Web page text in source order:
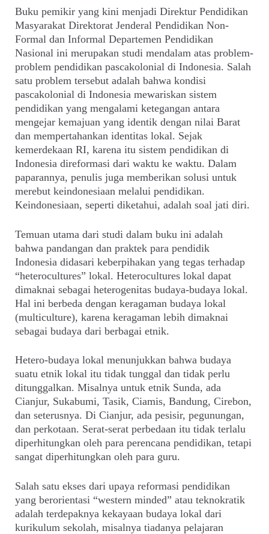
Buku pemikir yang kini menjadi Direktur Pendidikan
Masyarakat Direktorat Jenderal Pendidikan Non-
Formal dan Informal Departemen Pendidikan
Nasional ini merupakan studi mendalam atas problem-
problem pendidikan pascakolonial di Indonesia. Salah
satu problem tersebut adalah bahwa kondisi
pascakolonial di Indonesia mewariskan sistem
pendidikan yang mengalami ketegangan antara
mengejar kemajuan yang identik dengan nilai Barat
dan mempertahankan identitas lokal. Sejak
kemerdekaan RI, karena itu sistem pendidikan di
Indonesia direformasi dari waktu ke waktu. Dalam
paparannya, penulis juga memberikan solusi untuk
merebut keindonesiaan melalui pendidikan.
Keindonesiaan, seperti diketahui, adalah soal jati diri.
Temuan utama dari studi dalam buku ini adalah
bahwa pandangan dan praktek para pendidik
Indonesia didasari keberpihakan yang tegas terhadap
“heterocultures” lokal. Heterocultures lokal dapat
dimaknai sebagai heterogenitas budaya-budaya lokal.
Hal ini berbeda dengan keragaman budaya lokal
(multiculture), karena keragaman lebih dimaknai
sebagai budaya dari berbagai etnik.
Hetero-budaya lokal menunjukkan bahwa budaya
suatu etnik lokal itu tidak tunggal dan tidak perlu
ditunggalkan. Misalnya untuk etnik Sunda, ada
Cianjur, Sukabumi, Tasik, Ciamis, Bandung, Cirebon,
dan seterusnya. Di Cianjur, ada pesisir, pegunungan,
dan perkotaan. Serat-serat perbedaan itu tidak terlalu
diperhitungkan oleh para perencana pendidikan, tetapi
sangat diperhitungkan oleh para guru.
Salah satu ekses dari upaya reformasi pendidikan
yang berorientasi “western minded” atau teknokratik
adalah terdepaknya kekayaan budaya lokal dari
kurikulum sekolah, misalnya tiadanya pelajaran